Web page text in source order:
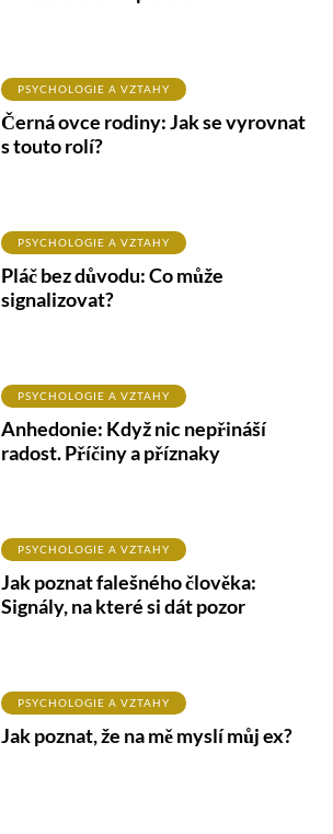
PSYCHOLOGIE A VZTAHY
Černá ovce rodiny: Jak se vyrovnat
s touto rolí?
PSYCHOLOGIE A VZTAHY
Pláč bez důvodu: Co může
signalizovat?
PSYCHOLOGIE A VZTAHY
Anhedonie: Když nic nepřináší
radost. Příčiny a příznaky
PSYCHOLOGIE A VZTAHY
Jak poznat falešného člověka:
Signály, na které si dát pozor
PSYCHOLOGIE A VZTAHY
Jak poznat, že na mě myslí můj ex?